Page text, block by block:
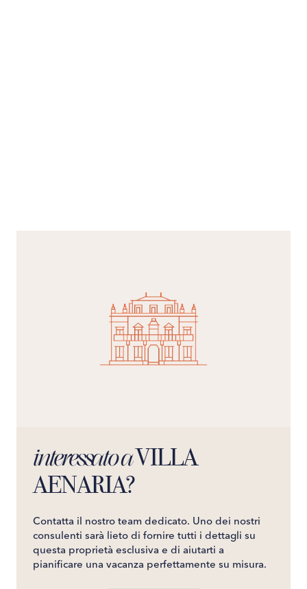
interessato aVILLA
AENARIA?
Contatta il nostro team dedicato. Uno dei nostri
consulenti sarà lieto di fornire tutti i dettagli su
questa proprietà esclusiva e di aiutarti a
pianificare una vacanza perfettamente su misura.